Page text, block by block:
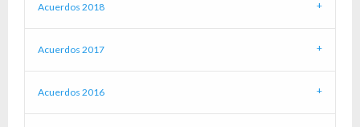
Acuerdos 2018
Acuerdos 2017
Acuerdos 2016